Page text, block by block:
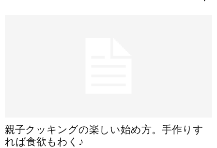
親子クッキングの楽しい始め方。手作りす
れば食欲もわく♪